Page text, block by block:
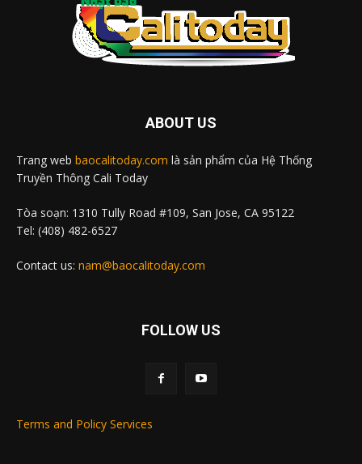
ABOUT US
Trang web baocalitoday.com là sản phẩm của Hệ Thống
Truyền Thông Cali Today
Tòa soạn: 1310 Tully Road #109, San Jose, CA 95122
Tel: (408) 482-6527
Contact us: nam@baocalitoday.com
FOLLOW US
Terms and Policy Services